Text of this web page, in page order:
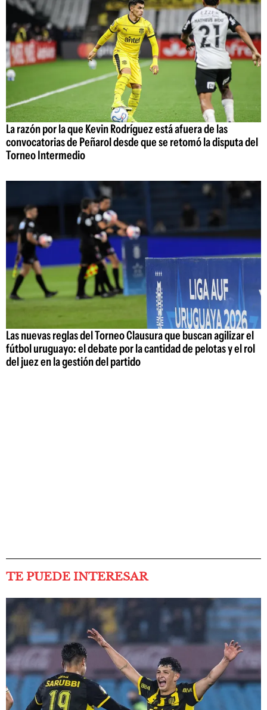
La razón por la que Kevin Rodríguez está afuera de las
convocatorias de Peñarol desde que se retomó la disputa del
Torneo Intermedio
Las nuevas reglas del Torneo Clausura que buscan agilizar el
fútbol uruguayo: el debate por la cantidad de pelotas y el rol
del juez en la gestión del partido
TE PUEDE INTERESAR